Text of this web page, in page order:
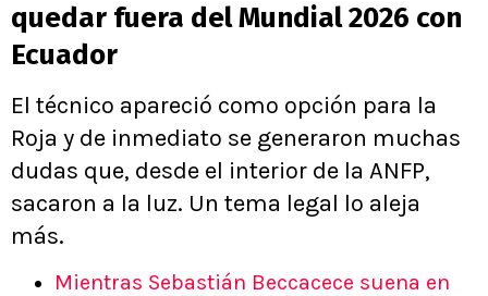
quedar fuera del Mundial 2026 con
Ecuador
El técnico apareció como opción para la
Roja y de inmediato se generaron muchas
dudas que, desde el interior de la ANFP,
sacaron a la luz. Un tema legal lo aleja
más.
Mientras Sebastián Beccacece suena en